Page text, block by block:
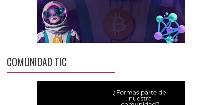
COMUNIDAD TIC